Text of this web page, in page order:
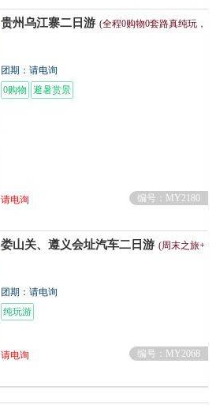
贵州乌江寨二日游 (全程0购物0套路真纯玩，
团期：请电询
0购物
避暑赏景
请电询
编号：MY2180
娄山关、遵义会址汽车二日游 (周末之旅+
团期：请电询
纯玩游
请电询
编号：MY2068